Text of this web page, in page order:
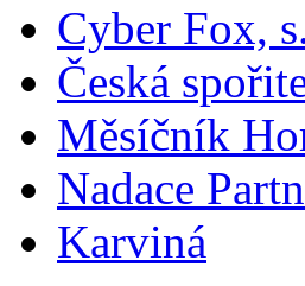
Cyber Fox,
Česká
Měsíčník
Nadace
Karviná